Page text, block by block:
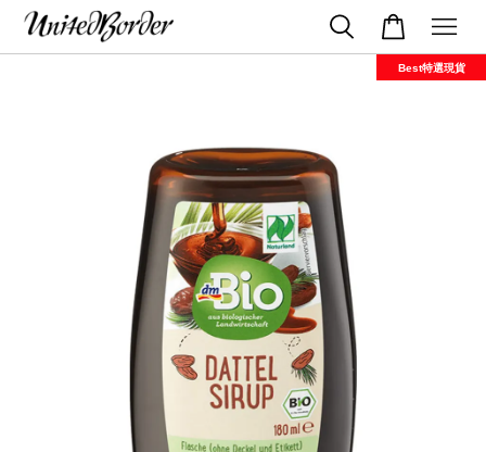
Best特選現貨